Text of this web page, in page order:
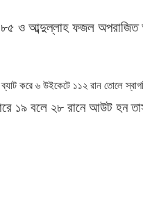
৮৫ ও আব্দুল্লাহ ফজল
করে ৬ উইকেটে ১১২ রান তোলে
১৯ বলে ২৮ রানে আউট হন